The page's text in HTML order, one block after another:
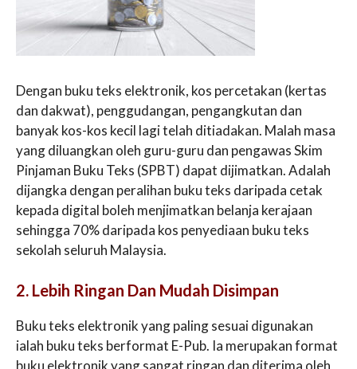
Dengan buku teks elektronik, kos percetakan (kertas
dan dakwat), penggudangan, pengangkutan dan
banyak kos-kos kecil lagi telah ditiadakan. Malah masa
yang diluangkan oleh guru-guru dan pengawas Skim
Pinjaman Buku Teks (SPBT) dapat dijimatkan. Adalah
dijangka dengan peralihan buku teks daripada cetak
kepada digital boleh menjimatkan belanja kerajaan
sehingga 70% daripada kos penyediaan buku teks
sekolah seluruh Malaysia.
2. Lebih Ringan Dan Mudah Disimpan
Buku teks elektronik yang paling sesuai digunakan
ialah buku teks berformat E-Pub. Ia merupakan format
buku elektronik yang sangat ringan dan diterima oleh